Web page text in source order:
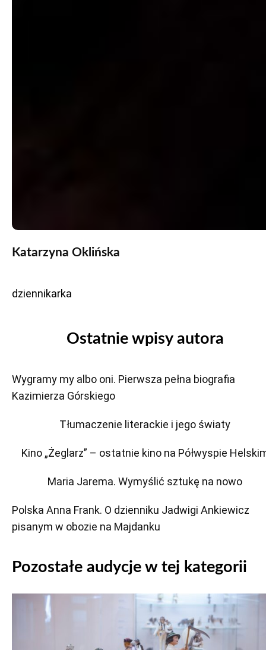
Katarzyna Oklińska
dziennikarka
Ostatnie wpisy autora
Wygramy my albo oni. Pierwsza pełna biografia
Kazimierza Górskiego
Tłumaczenie literackie i jego światy
Kino „Żeglarz” – ostatnie kino na Półwyspie
Maria Jarema. Wymyślić sztukę na nowo
Polska Anna Frank. O dzienniku Jadwigi Ankiewicz
pisanym w obozie na Majdanku
Pozostałe audycje w tej kategorii
Odtwarzacz